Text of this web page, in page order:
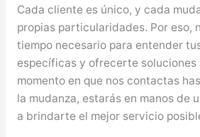
Cada cliente es único, y cada
propias particularidades. Por eso,
tiempo necesario para entender
específicas y ofrecerte soluciones
momento en que nos contactas
la mudanza, estarás en manos de
a brindarte el mejor servicio